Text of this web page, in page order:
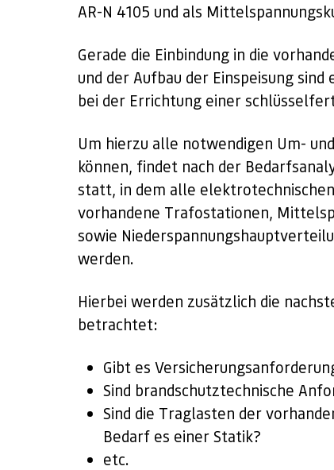
AR-N 4105 und als
Gerade die Einbindung in die
und der Aufbau der Einspeisung
bei der Errichtung einer
Um hierzu alle notwendigen Um-
können, findet nach der
statt, in dem alle
vorhandene Trafostationen,
sowie
werden.
Hierbei werden zusätzlich die
betrachtet:
Gibt es
Sind brandschutztechnische
Sind die Traglasten der
Bedarf es einer Statik?
etc.